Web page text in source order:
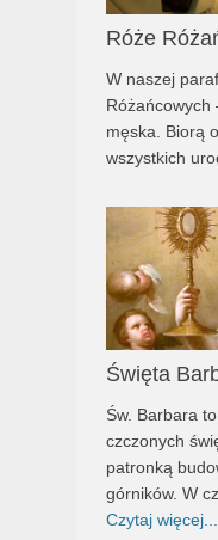
Róże
W naszej
Różańcowych
męska. Biorą
wszystkich
Święta
Św. Barbara
czczonych
patronką
górników. W
Czytaj więcej...